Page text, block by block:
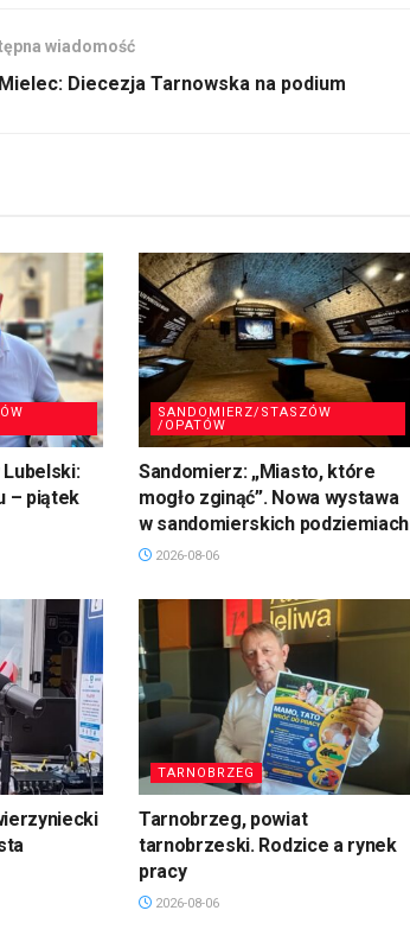
wiadomość
Mielec: Diecezja Tarnowska na podium
– piątek
SANDOMIERZ/STASZÓW
/OPATÓW
Sandomierz: „Miasto, które
mogło zginąć”. Nowa wystawa
w sandomierskich podziemiach
2026-08-06
TARNOBRZEG
Tarnobrzeg, powiat
tarnobrzeski. Rodzice a rynek
pracy
2026-08-06